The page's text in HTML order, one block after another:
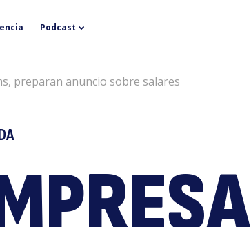
Podcast
preparan anuncio sobre salares